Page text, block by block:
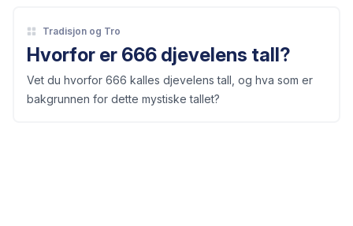
Tradisjon og Tro
Hvorfor er 666 djevelens tall?
Vet du hvorfor 666 kalles djevelens tall, og hva som er
bakgrunnen for dette mystiske tallet?